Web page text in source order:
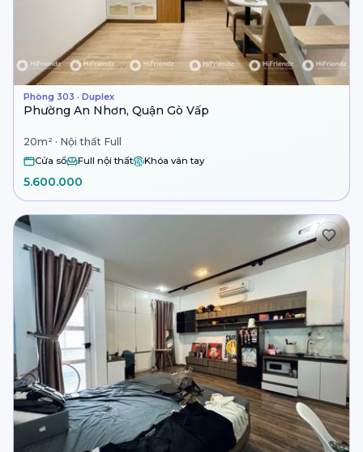
Phòng 303 · Duplex
Phường An Nhơn, Quận Gò Vấp
20m² · Nội thất Full
Cửa sổ Full nội thất Khóa vân tay
5.600.000